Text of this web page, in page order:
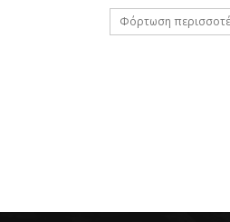
Φόρτωση